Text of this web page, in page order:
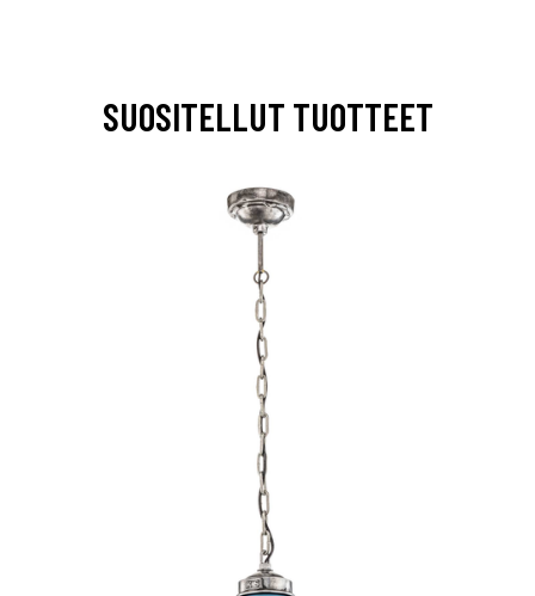
SUOSITELLUT TUOTTEET